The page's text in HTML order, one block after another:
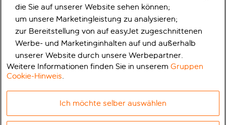
die Sie auf unserer Website sehen können;
um unsere Marketingleistung zu analysieren;
zur Bereitstellung von auf easyJet zugeschnittenen
Werbe- und Marketinginhalten auf und außerhalb
unserer Website durch unsere Werbepartner.
Weitere Informationen finden Sie in unseremGruppen
Cookie-Hinweis.
Ich möchte selber auswählen